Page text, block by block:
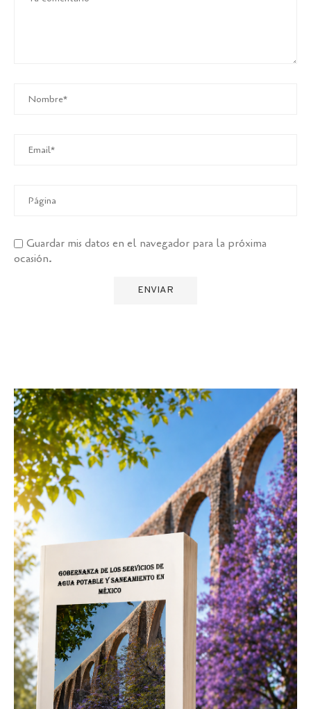
Guardar mis datos en el navegador para la próxima
ocasión.